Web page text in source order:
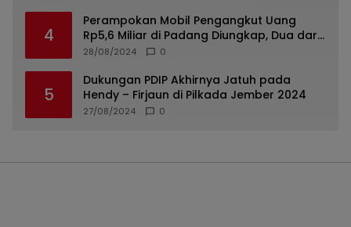
4
Perampokan Mobil Pengangkut Uang
Rp5,6 Miliar di Padang Diungkap, Dua dari
Tiga Tersangka Merupakan Oknum Polisi
28/08/2024 0
5
Dukungan PDIP Akhirnya Jatuh pada
Hendy – Firjaun di Pilkada Jember 2024
27/08/2024 0